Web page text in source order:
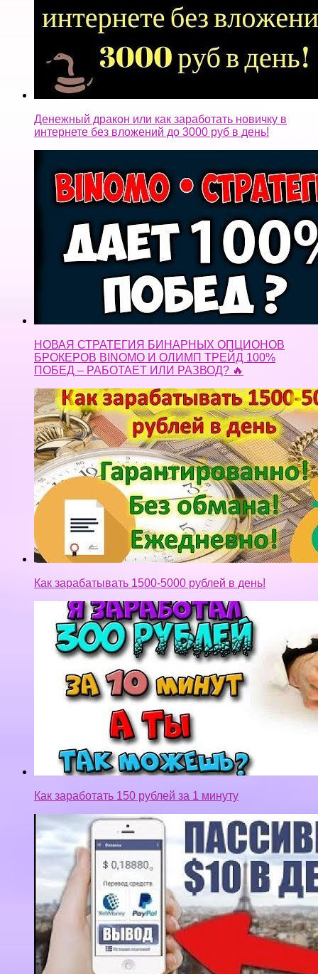
Денежный дракон или как заработать новичку в
интернете без вложений до 3000 руб в день!
НОВАЯ СТРАТЕГИЯ БИНАРНЫХ ОПЦИОНОВ
БРОКЕРОВ BINOMO И ОЛИМП ТРЕЙД 100%
ПОБЕД – РАБОТАЕТ ИЛИ РАЗВОД? 🔥
Как зарабатывать 1500-5000 рублей в день!
Как заработать 150 рублей за 1 минуту